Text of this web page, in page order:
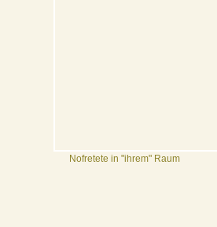
Nofretete in "ihrem" Raum